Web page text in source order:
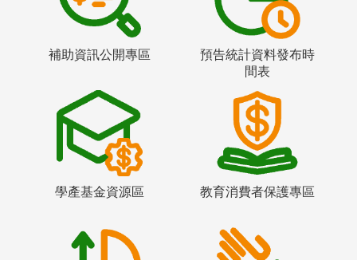
補助資訊公開專區
預告統計資料發布時
間表
學產基金資源區 教育消費者保護專區